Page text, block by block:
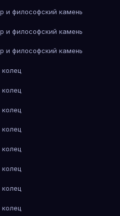
и философский камень
и философский камень
и философский камень